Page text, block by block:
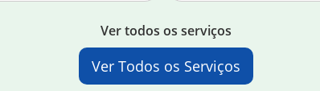
Ver todos os serviços
Ver Todos os Serviços